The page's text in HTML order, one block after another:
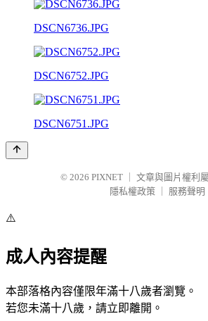
DSCN6736.JPG
DSCN6752.JPG
DSCN6751.JPG
© 2026 PIXNET
文章與圖片權利
隱私權政策
服務聲明
⚠️
成人內容提醒
本部落格內容僅限年滿十八歲者瀏覽。
若您未滿十八歲，請立即離開。